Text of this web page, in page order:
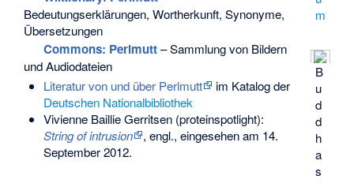
m
B
u
d
d
h
a
s
Bedeutungserklärungen, Wortherkunft, Synonyme,
Übersetzungen
Commons: Perlmutt– Sammlung von Bildern
und Audiodateien
Literatur von und über Perlmutt
im Katalog der
Deutschen Nationalbibliothek
Vivienne Baillie Gerritsen (proteinspotlight):
String of intrusion
, engl., eingesehen am 14.
September 2012.